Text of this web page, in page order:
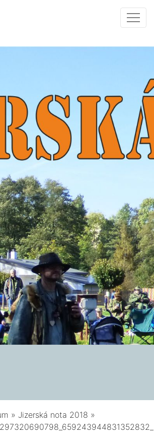
» Jizerská nota 2018 »